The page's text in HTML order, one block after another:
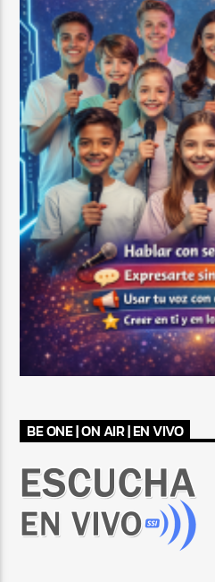
BE ONE | ON AIR | EN VIVO